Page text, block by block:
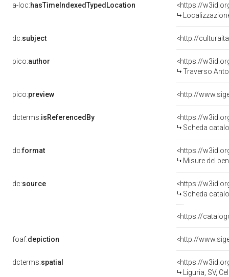
a-loc:hasTimeIndexedTypedLocation
<https://
dc:subject <http://
pico:author
<https://
Traverso
pico:preview
dcterms:isReferencedBy
<https://
Scheda
dc:format
<https://
Misure del
dc:source
<https://
Scheda
<https://
foaf:depiction
dcterms:spatial
<https://
Liguria, SV,